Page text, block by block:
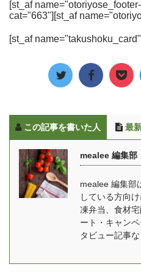
り、ロケ弁グランプリで
1位をとったことも！食
材はもちろん調理法にも
田農場のお弁当の特徴 食
材には、秋田県産最高品
...
くて自転車でないと行け
は心配していました。 そ
ということを知り、利用
してみることに。
会員数220万人を突破し
た売上No.１の野菜宅
配。 有機野菜や減農薬野
菜のほかに、肉・魚、加
工品まで幅広く扱ってい
ます。 有機野菜や減農薬
野菜、合成保存料と合成
着色料不使用の加工品な
ど健康に気を遣った食材
授乳中はもちろん ...
[st_af
cat="663"][st_af
[st_af
この記事を書いた人 最
mealee 編集部
mealee 編集部
している方向
凍弁当、食材
ート・キャン
タビュー記事